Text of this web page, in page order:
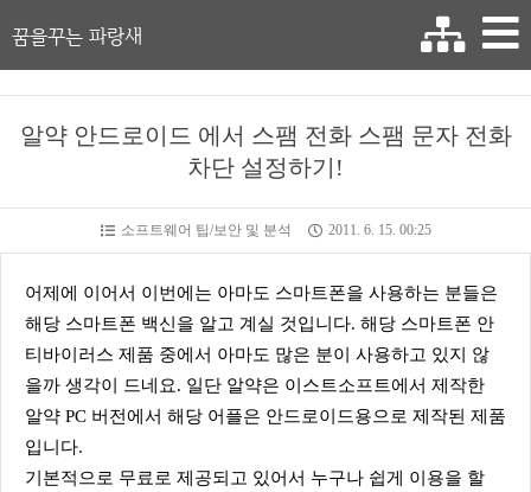
꿈을꾸는 파랑새
알약 안드로이드 에서 스팸 전화 스팸 문자 전화
차단 설정하기!
소프트웨어 팁/보안 및 분석 2011. 6. 15. 00:25
어제에 이어서 이번에는 아마도 스마트폰을 사용하는 분들은
해당 스마트폰 백신을 알고 계실 것입니다. 해당 스마트폰 안
티바이러스 제품 중에서 아마도 많은 분이 사용하고 있지 않
을까 생각이 드네요. 일단 알약은 이스트소프트에서 제작한
알약 PC 버전에서 해당 어플은 안드로이드용으로 제작된 제품
입니다.
기본적으로 무료로 제공되고 있어서 누구나 쉽게 이용을 할